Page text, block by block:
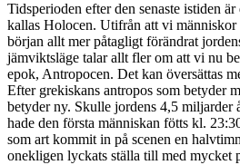
Tidsperioden efter den senaste istiden
kallas Holocen. Utifrån att vi människor
början allt mer påtagligt förändrat
jämviktsläge talar allt fler om att vi nu
epok, Antropocen. Det kan översättas
Efter grekiskans antropos som betyder
betyder ny. Skulle jordens 4,5 miljarder
hade den första människan fötts kl.
som art kommit in på scenen en
onekligen lyckats ställa till med mycket